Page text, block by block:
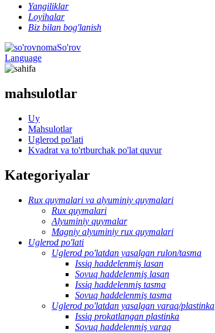
Yangiliklar
Loyihalar
Biz bilan bog'lanish
So'rov
Language
mahsulotlar
Uy
Mahsulotlar
Uglerod po'lati
Kvadrat va to'rtburchak po'lat quvur
Kategoriyalar
Rux quymalari va alyuminiy quymalari
Rux quymalari
Alyuminiy quymalar
Magniy alyuminiy rux quymalari
Uglerod po'lati
Uglerod po'latdan yasalgan rulon/tasma
Issiq haddelenmiş lasan
Sovuq haddelenmiş lasan
Issiq haddelenmiş tasma
Sovuq haddelenmiş tasma
Uglerod po'latdan yasalgan varaq/plastinka
Issiq prokatlangan plastinka
Sovuq haddelenmiş varaq